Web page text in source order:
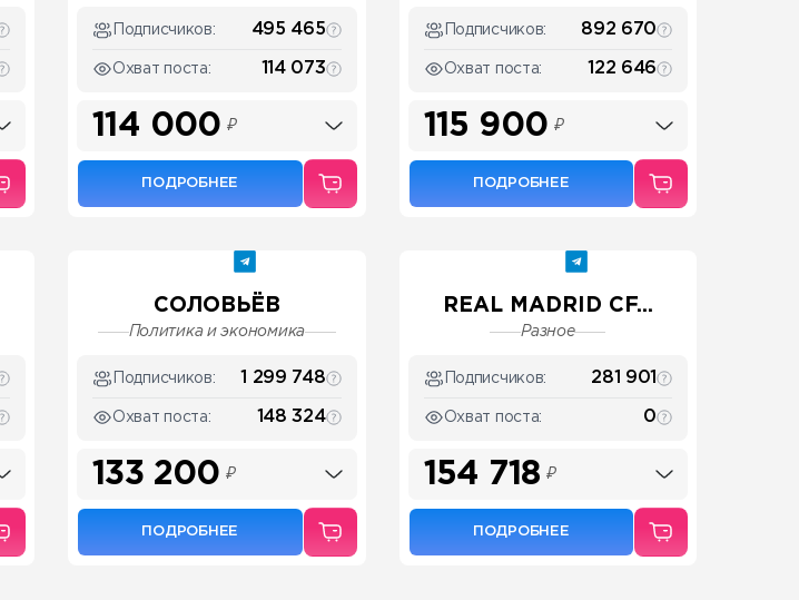
Подписчиков: 495 465
Охват поста: 114 073
114 000 ₽
ПОДРОБНЕЕ
Подписчиков: 892 670
Охват поста: 122 646
115 900 ₽
ПОДРОБНЕЕ
СОЛОВЬЁВ
Политика и экономика
Подписчиков: 1 299 748
Охват поста: 148 324
133 200 ₽
ПОДРОБНЕЕ
REAL MADRID CF...
Разное
Подписчиков: 281 901
Охват поста: 0
154 718 ₽
ПОДРОБНЕЕ